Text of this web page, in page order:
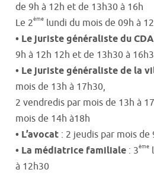
de 9h à 12h et de 13h30 à 16h
Le 2ème lundi du mois de 09h à
• Le juriste généraliste du
9h à 12h 12h et de 13h30 à
• Le juriste généraliste de la
mois de 13h à 17h30,
2 vendredis par mois de 13h à
mois de 14h à18h
• L’avocat : 2 jeudis par mois de
• La médiatrice familiale : 3ème
à 12h30